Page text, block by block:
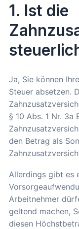
1. Ist die
Ja, Sie können
Steuer absetzen.
§ 10 Abs. 1 Nr. 3a
den Betrag als
Allerdings gibt es
Arbeitnehmer
geltend machen,
diesen